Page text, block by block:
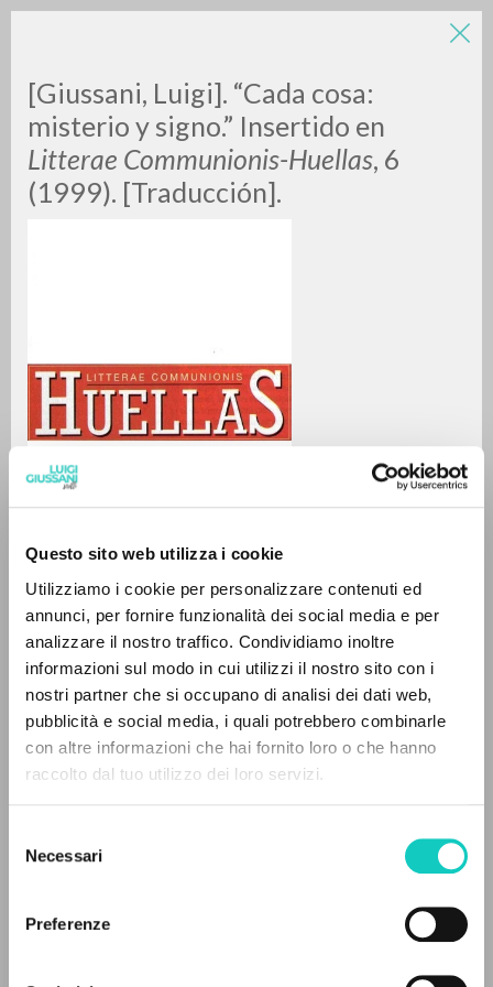
Questo sito web utilizza i cookie
Utilizziamo i cookie per personalizzare contenuti ed
annunci, per fornire funzionalità dei social media e per
analizzare il nostro traffico. Condividiamo inoltre
informazioni sul modo in cui utilizzi il nostro sito con i
nostri partner che si occupano di analisi dei dati web,
pubblicità e social media, i quali potrebbero combinarle
con altre informazioni che hai fornito loro o che hanno
raccolto dal tuo utilizzo dei loro servizi.
delNecessari
Preferenze
[Giussani, Luigi]. “Cada cosa:
misterio y signo.” Insertido en
Litterae Communionis-Huellas, 6
(1999). [Traducción].
Giussani LuigiAutor
Español
Litterae Communionis-Huellas
1999
Páginas: 12
LUIGI
GIUSSANI
BÚSQUEDA AVANZADA »
0DOCUMENTOS ENCONTRADOS
RESULTADOS SUCESIVOS